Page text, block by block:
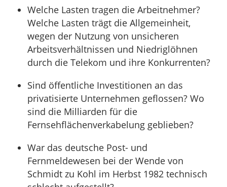
Welche Lasten tragen die Arbeitnehmer?
Welche Lasten trägt die Allgemeinheit,
wegen der Nutzung von unsicheren
Arbeitsverhältnissen und Niedriglöhnen
durch die Telekom und ihre Konkurrenten?
Sind öffentliche Investitionen an das
privatisierte Unternehmen geflossen? Wo
sind die Milliarden für die
Fernsehflächenverkabelung geblieben?
War das deutsche Post- und
Fernmeldewesen bei der Wende von
Schmidt zu Kohl im Herbst 1982 technisch